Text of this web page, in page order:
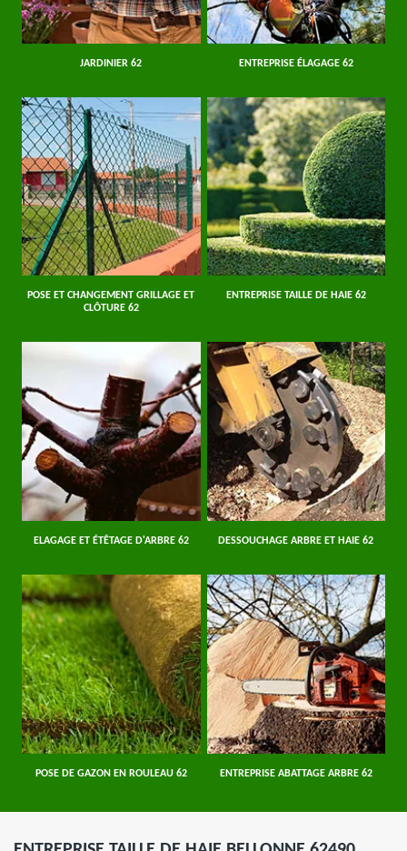
JARDINIER 62 ENTREPRISE ÉLAGAGE 62
POSE ET CHANGEMENT GRILLAGE ET
CLÔTURE 62
ENTREPRISE TAILLE DE HAIE 62
ELAGAGE ET ÉTÊTAGE D'ARBRE 62 DESSOUCHAGE ARBRE ET HAIE 62
POSE DE GAZON EN ROULEAU 62 ENTREPRISE ABATTAGE ARBRE 62